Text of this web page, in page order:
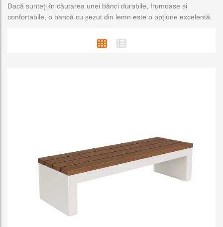
Dacă sunteți în căutarea unei bănci durabile, frumoase și
confortabile, o bancă cu șezut din lemn este o opțiune excelentă.